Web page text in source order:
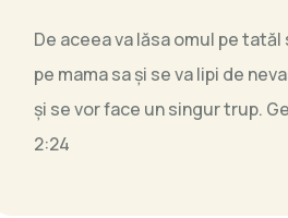
De aceea va lăsa omul pe tatăl
pe mama sa şi se va lipi de
şi se vor face un singur trup.
2:24